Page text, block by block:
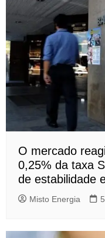
O mercado
0,25% da taxa
de estabilidade
Misto Energia